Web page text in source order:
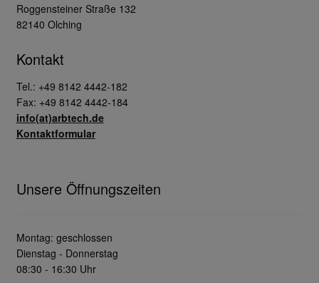
Roggensteiner Straße 132
82140 Olching
Kontakt
Tel.: +49 8142 4442-182
Fax: +49 8142 4442-184
info(at)arbtech.de
Kontaktformular
Unsere Öffnungszeiten
Montag: geschlossen
Dienstag - Donnerstag
08:30 - 16:30 Uhr